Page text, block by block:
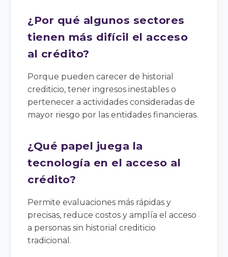
¿Por qué algunos sectores
tienen más difícil el acceso
al crédito?
Porque pueden carecer de historial
crediticio, tener ingresos inestables o
pertenecer a actividades consideradas de
mayor riesgo por las entidades financieras.
¿Qué papel juega la
tecnología en el acceso al
crédito?
Permite evaluaciones más rápidas y
precisas, reduce costos y amplía el acceso
a personas sin historial crediticio
tradicional.